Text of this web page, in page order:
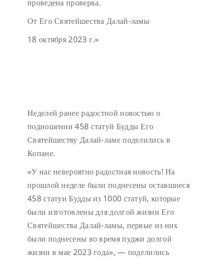
проведена проверка.
От Его Святейшества Далай-ламы
18 октября 2023 г.»
Неделей ранее радостной новостью о
подношении 458 статуй Будды Его
Святейшеству Далай-ламе поделились в
Копане.
«У нас невероятно радостная новость! На
прошлой неделе были поднесены оставшиеся
458 статуи Будды из 1000 статуй, которые
были изготовлены для долгой жизни Его
Святейшества Далай-ламы, первые из них
были поднесены во время пуджи долгой
жизни в мае 2023 года», — поделились